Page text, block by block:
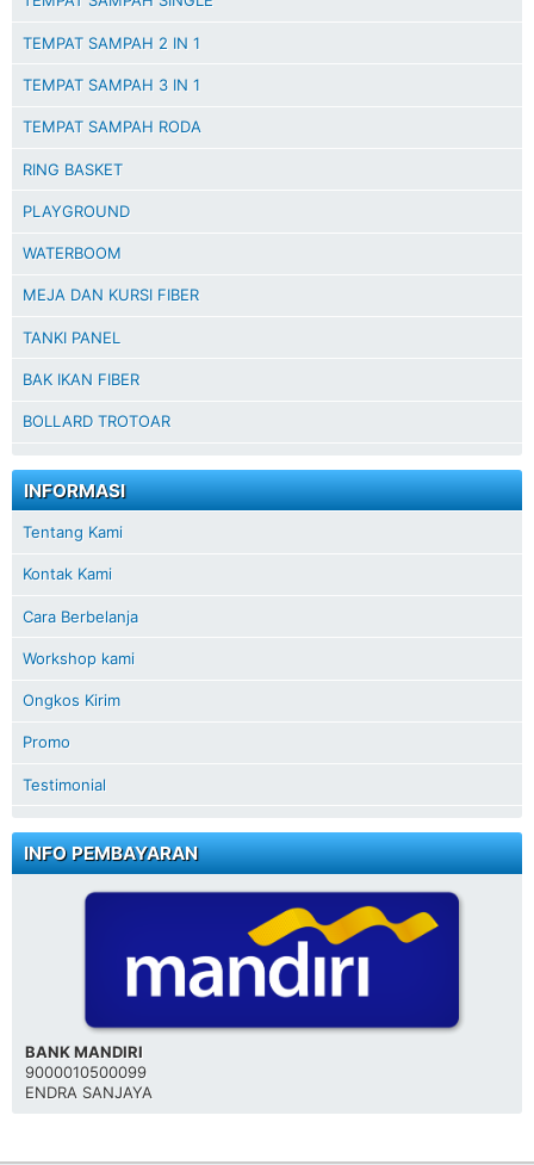
TEMPAT SAMPAH 2 IN 1
TEMPAT SAMPAH 3 IN 1
TEMPAT SAMPAH RODA
RING BASKET
PLAYGROUND
WATERBOOM
MEJA DAN KURSI FIBER
TANKI PANEL
BAK IKAN FIBER
BOLLARD TROTOAR
INFORMASI
Tentang Kami
Kontak Kami
Cara Berbelanja
Workshop kami
Ongkos Kirim
Promo
Testimonial
INFO PEMBAYARAN
BANK MANDIRI
9000010500099
ENDRA SANJAYA